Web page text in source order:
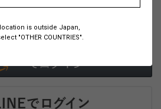
is outside Japan,
"OTHER COUNTRIES".
または